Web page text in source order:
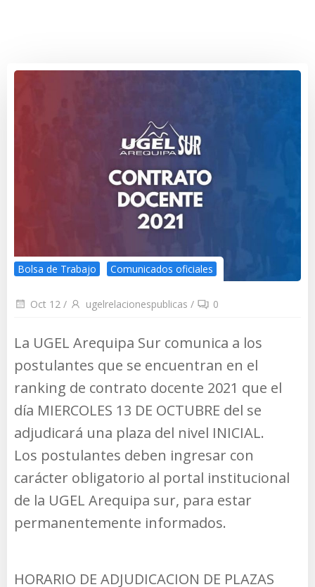
Bolsa de Trabajo Comunicados oficiales
Oct 12 / ugelrelacionespublicas / 0
La UGEL Arequipa Sur comunica a los
postulantes que se encuentran en el
ranking de contrato docente 2021 que el
día MIERCOLES 13 DE OCTUBRE del se
adjudicará una plaza del nivel INICIAL.
Los postulantes deben ingresar con
carácter obligatorio al portal institucional
de la UGEL Arequipa sur, para estar
permanentemente informados.
HORARIO DE ADJUDICACION DE PLAZAS